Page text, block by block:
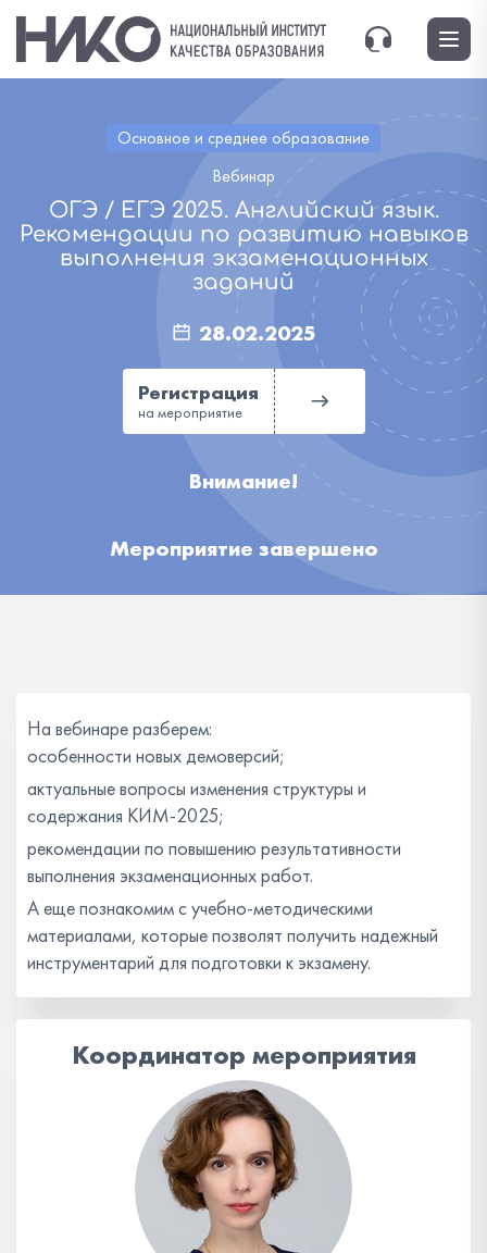
Основное и среднее образование
Вебинар
ОГЭ / ЕГЭ 2025. Английский язык.
Рекомендации по развитию навыков
выполнения экзаменационных
заданий
28.02.2025
Регистрация
на мероприятие
Внимание!
Мероприятие завершено
На вебинаре разберем:
особенности новых демоверсий;
актуальные вопросы изменения структуры и
содержания КИМ-2025;
рекомендации по повышению результативности
выполнения экзаменационных работ.
А еще познакомим с учебно-методическими
материалами, которые позволят получить надежный
инструментарий для подготовки к экзамену.
Координатор мероприятия